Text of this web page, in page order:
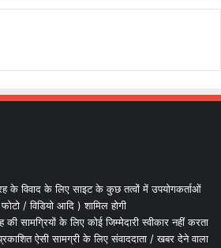
के विवाद के लिए साइट के कुछ तत्वों में उपयोगकर्ताओं
/ विडियो आदि ) शामिल होगी
सामग्रियों के लिए कोई जिम्मेदारी स्वीकार नहीं करता
ऐसी सामग्री के लिए संवाददाता / खबर देने वाला